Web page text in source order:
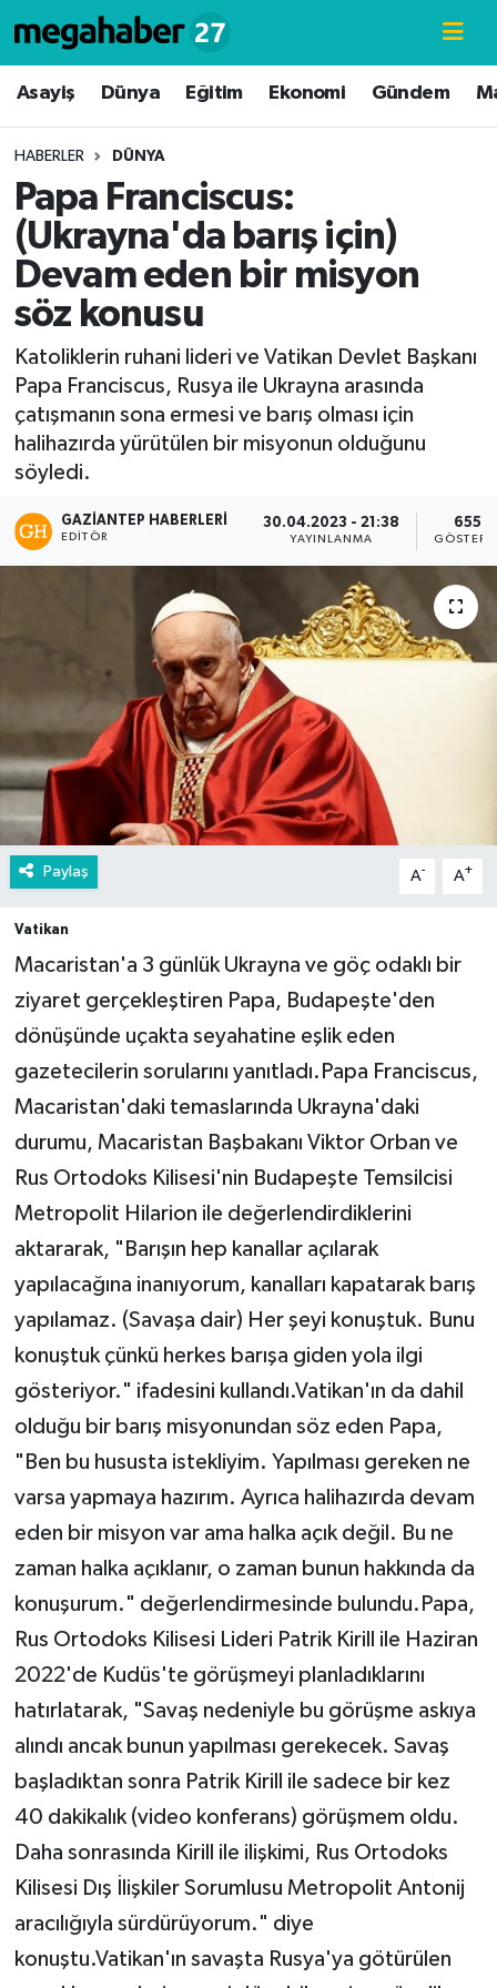
Asayiş Dünya Eğitim Ekonomi Gündem
HABERLER DÜNYA
Papa Franciscus:
(Ukrayna'da barış için)
Devam eden bir misyon
söz konusu
Katoliklerin ruhani lideri ve Vatikan Devlet Başkanı
Papa Franciscus, Rusya ile Ukrayna arasında
çatışmanın sona ermesi ve barış olması için
halihazırda yürütülen bir misyonun olduğunu
söyledi.
GAZIANTEP HABERLERI
EDITÖR
30.04.2023 - 21:38
YAYINLANMA
655
Paylaş A- A+
Vatikan
Macaristan'a 3 günlük Ukrayna ve göç odaklı bir
ziyaret gerçekleştiren Papa, Budapeşte'den
dönüşünde uçakta seyahatine eşlik eden
gazetecilerin sorularını yanıtladı.Papa Franciscus,
Macaristan'daki temaslarında Ukrayna'daki
durumu, Macaristan Başbakanı Viktor Orban ve
Rus Ortodoks Kilisesi'nin Budapeşte Temsilcisi
Metropolit Hilarion ile değerlendirdiklerini
aktararak, "Barışın hep kanallar açılarak
yapılacağına inanıyorum, kanalları kapatarak barış
yapılamaz. (Savaşa dair) Her şeyi konuştuk. Bunu
konuştuk çünkü herkes barışa giden yola ilgi
gösteriyor." ifadesini kullandı.Vatikan'ın da dahil
olduğu bir barış misyonundan söz eden Papa,
"Ben bu hususta istekliyim. Yapılması gereken ne
varsa yapmaya hazırım. Ayrıca halihazırda devam
eden bir misyon var ama halka açık değil. Bu ne
zaman halka açıklanır, o zaman bunun hakkında da
konuşurum." değerlendirmesinde bulundu.Papa,
Rus Ortodoks Kilisesi Lideri Patrik Kirill ile Haziran
2022'de Kudüs'te görüşmeyi planladıklarını
hatırlatarak, "Savaş nedeniyle bu görüşme askıya
alındı ancak bunun yapılması gerekecek. Savaş
başladıktan sonra Patrik Kirill ile sadece bir kez
40 dakikalık (video konferans) görüşmem oldu.
Daha sonrasında Kirill ile ilişkimi, Rus Ortodoks
Kilisesi Dış İlişkiler Sorumlusu Metropolit Antonij
aracılığıyla sürdürüyorum." diye
konuştu.Vatikan'ın savaşta Rusya'ya götürülen
Hava Durumu
Süper Lig Puan Durumu ve Fikstür
Tüm Manşetler
Son Dakika Haberleri
Haber Arşivi